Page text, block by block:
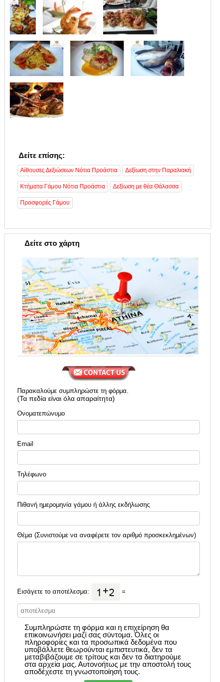
Δείτε επίσης:
Αίθουσες Δεξιώσεων Νότια Προάστια Δεξίωση στην Παραλιακή
Κτήματα Γάμου Νότια Προάστια Δεξίωση με θέα Θάλασσα
Προσφορές Γάμου
Δείτε στο χάρτη
Παρακαλούμε συμπληρώστε τη φόρμα.
(Τα πεδία είναι όλα απαραίτητα)
Ονοματεπώνυμο
Email
Τηλέφωνο
Πιθανή ημερομηνία γάμου ή άλλης εκδήλωσης
Θέμα (Συνιστούμε να αναφέρετε τον αριθμό προσκεκλημένων)
Εισάγετε το αποτέλεσμα: =
Συμπληρώστε τη φόρμα και η επιχείρηση θα
επικοινωνήσει μαζί σας σύντομα. Όλες οι
πληροφορίες και τα προσωπικά δεδομένα που
υποβάλλετε θεωρούνται εμπιστευτικά, δεν τα
μεταβιβάζουμε σε τρίτους και δεν τα διατηρούμε
στα αρχεία μας. Αυτονοήτως με την αποστολή τους
αποδέχεστε τη γνωστοποίησή τους.